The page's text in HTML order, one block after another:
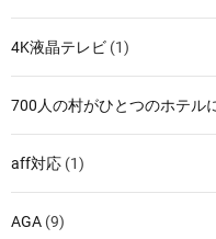
4K液晶テレビ (1)
700人の村がひとつのホテル
aff対応 (1)
AGA (9)